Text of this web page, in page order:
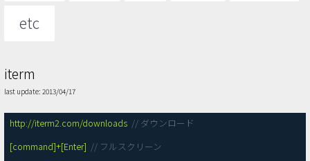
etc
iterm
last update: 2013/04/17
http://iterm2.com/downloads // ダウンロード
[command]+[Enter] // フルスクリーン